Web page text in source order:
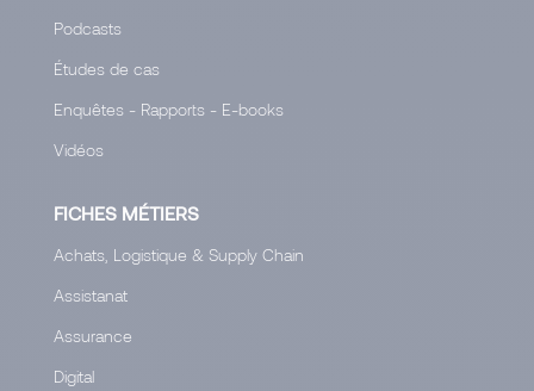
Podcasts
Études de cas
Enquêtes - Rapports - E-books
Vidéos
FICHES MÉTIERS
Achats, Logistique & Supply Chain
Assistanat
Assurance
Digital